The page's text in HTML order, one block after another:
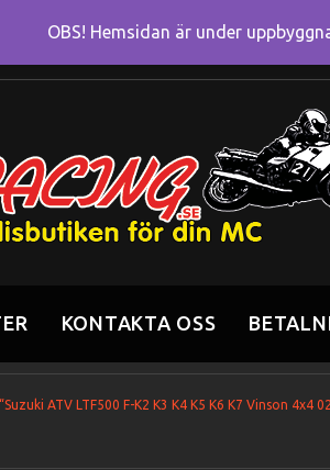
KONTAKTA OSS
ATV LTF500 F-K2 K3 K4 K5 K6 K7 Vinson 4x4
OBS! Hemsidan är under